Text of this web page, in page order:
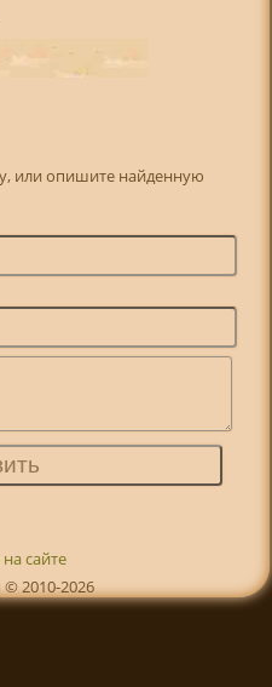
или опишите найденную
сайте
2010-2026